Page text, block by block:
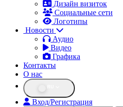
Дизайн визиток
Социальные сети
Логотипы
Новости
Аудио
Видео
Графика
Контакты
О нас
Вход/Регистрация